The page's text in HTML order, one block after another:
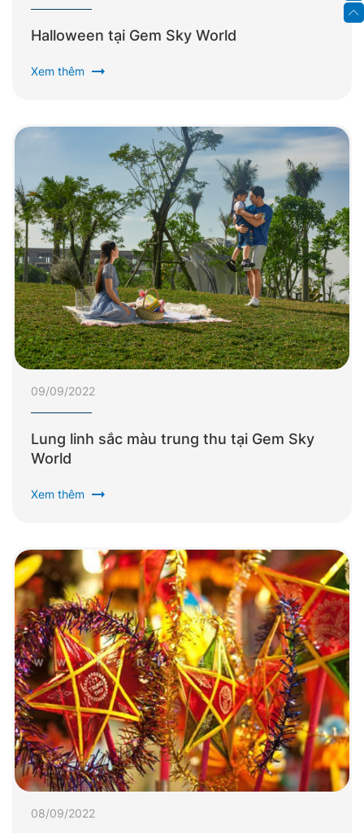
Halloween tại Gem Sky World
Xem thêm arrow_right_alt
09/09/2022
Lung linh sắc màu trung thu tại Gem Sky
World
Xem thêm arrow_right_alt
08/09/2022